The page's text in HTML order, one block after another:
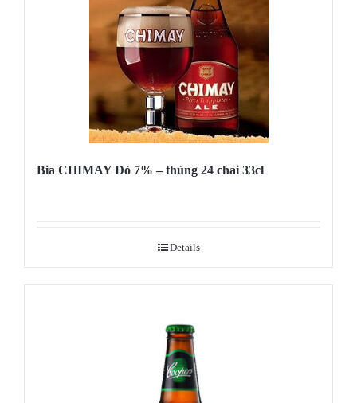
Bia CHIMAY Đỏ 7% – thùng 24 chai 33cl
Details